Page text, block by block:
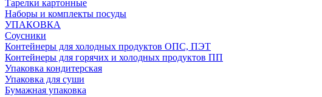
Тарелки картонные
Наборы и комплекты посуды
УПАКОВКА
Соусники
Контейнеры для холодных продуктов ОПС, ПЭТ
Контейнеры для горячих и холодных продуктов ПП
Упаковка кондитерская
Упаковка для суши
Бумажная упаковка